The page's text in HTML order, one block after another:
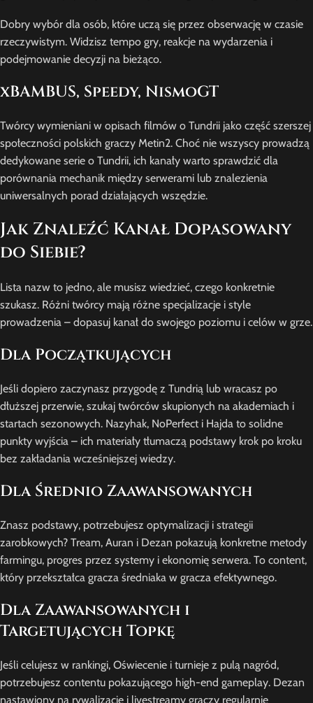
Dobry wybór dla osób, które uczą się przez obserwację w czasie
rzeczywistym. Widzisz tempo gry, reakcje na wydarzenia i
podejmowanie decyzji na bieżąco.
xBAMBUS, Speedy, NismoGT
Twórcy wymieniani w opisach filmów o Tundrii jako część szerszej
społeczności polskich graczy Metin2. Choć nie wszyscy prowadzą
dedykowane serie o Tundrii, ich kanały warto sprawdzić dla
porównania mechanik między serwerami lub znalezienia
uniwersalnych porad działających wszędzie.
Jak Znaleźć Kanał Dopasowany
do Siebie?
Lista nazw to jedno, ale musisz wiedzieć, czego konkretnie
szukasz. Różni twórcy mają różne specjalizacje i style
prowadzenia – dopasuj kanał do swojego poziomu i celów w grze.
Dla Początkujących
Jeśli dopiero zaczynasz przygodę z Tundrią lub wracasz po
dłuższej przerwie, szukaj twórców skupionych na akademiach i
startach sezonowych. Nazyhak, NoPerfect i Hajda to solidne
punkty wyjścia – ich materiały tłumaczą podstawy krok po kroku
bez zakładania wcześniejszej wiedzy.
Dla Średnio Zaawansowanych
Znasz podstawy, potrzebujesz optymalizacji i strategii
zarobkowych? Tream, Auran i Dezan pokazują konkretne metody
farmingu, progres przez systemy i ekonomię serwera. To content,
który przekształca gracza średniaka w gracza efektywnego.
Dla Zaawansowanych i
Targetujących Topkę
Jeśli celujesz w rankingi, Oświecenie i turnieje z pulą nagród,
potrzebujesz contentu pokazującego high-end gameplay. Dezan
nastawiony na rywalizację i livestreamy graczy regularnie